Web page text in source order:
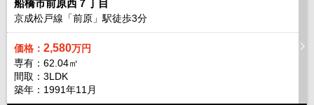
船橋市前原西７丁目
京成松戸線「前原」駅徒歩3分
価格： 2,580万円
専有：62.04㎡
間取：3LDK
築年：1991年11月